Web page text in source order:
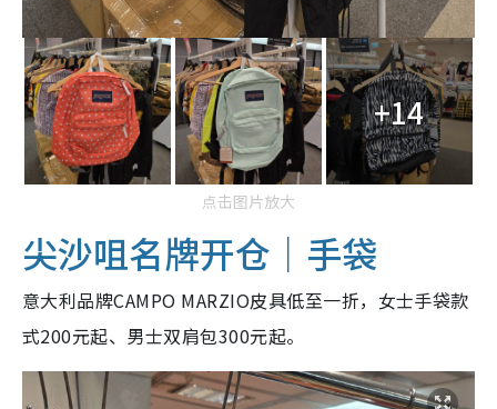
+14
点击图片放大
尖沙咀名牌开仓｜手袋
意大利品牌CAMPO MARZIO皮具低至一折，女士手袋款
式200元起、男士双肩包300元起。